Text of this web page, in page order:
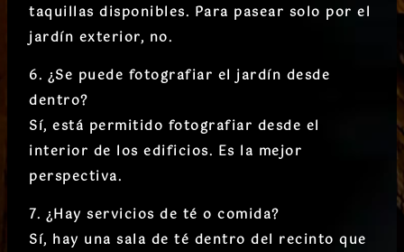
taquillas disponibles. Para pasear solo por el
jardín exterior, no.
6. ¿Se puede fotografiar el jardín desde
dentro?
Sí, está permitido fotografiar desde el
interior de los edificios. Es la mejor
perspectiva.
7. ¿Hay servicios de té o comida?
Sí, hay una sala de té dentro del recinto que